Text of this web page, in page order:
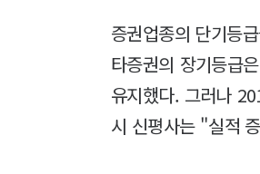
증권업종의 단기등
타증권의 장기등급
유지했다. 그러나
시 신평사는 "실적